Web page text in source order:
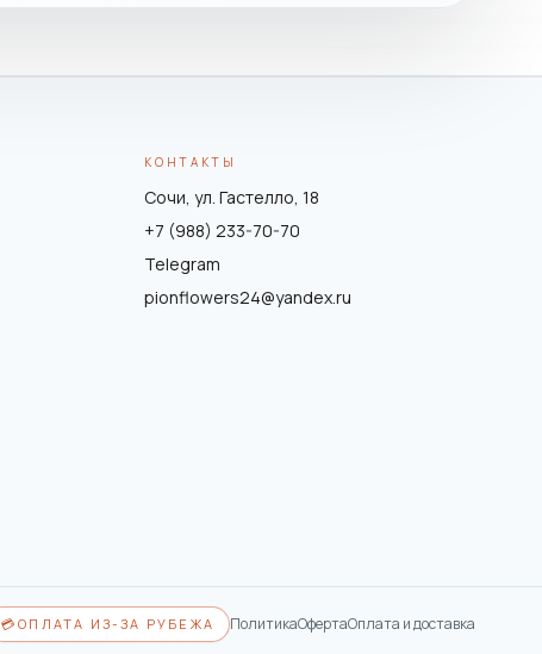
КОНТАКТЫ
Сочи, ул. Гастелло, 18
+7 (988) 233-70-70
Telegram
pionflowers24@yandex.ru
💳ОПЛАТА ИЗ-ЗА РУБЕЖА ПолитикаОфертаОплата и доставка